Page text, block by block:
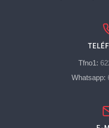
Tfno1:
Whatsapp: